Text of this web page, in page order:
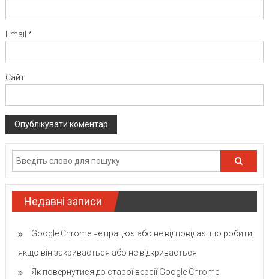
Email *
Сайт
Недавні записи
Google Chrome не працює або не відповідає: що робити,
якщо він закривається або не відкривається
Як повернутися до старої версії Google Chrome